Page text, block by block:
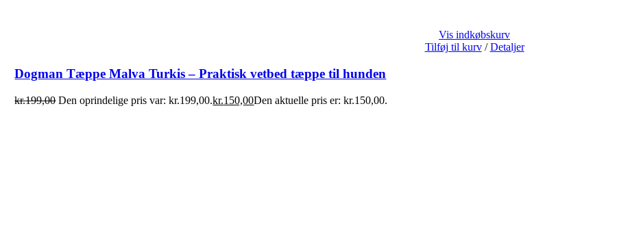
Vis indkøbskurv
Tilføj til kurv / Detaljer
Dogman Tæppe Malva Turkis – Praktisk vetbed tæppe til hunden
kr.199,00 Den oprindelige pris var: kr.199,00.kr.150,00Den aktuelle pris er: kr.150,00.